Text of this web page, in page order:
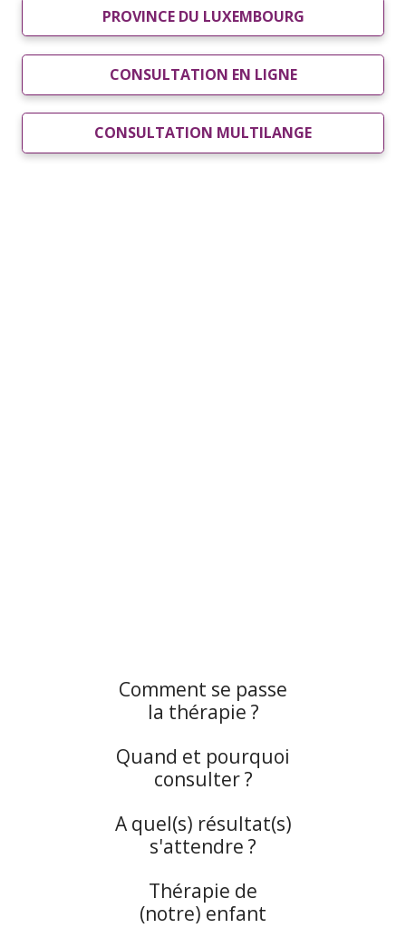
PROVINCE DU LUXEMBOURG
CONSULTATION EN LIGNE
CONSULTATION MULTILANGE
Comment se passe
la thérapie ?
Quand et pourquoi
consulter ?
A quel(s) résultat(s)
s'attendre ?
Thérapie de
(notre) enfant